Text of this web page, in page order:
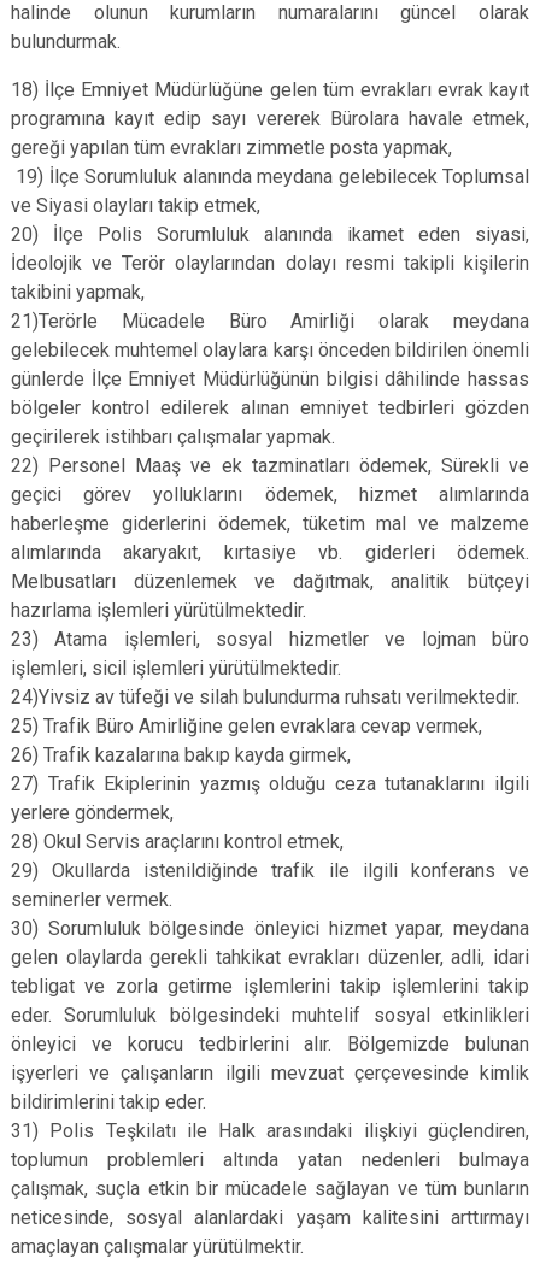
halinde olunun kurumların numaralarını güncel olarak
bulundurmak.
18) İlçe Emniyet Müdürlüğüne gelen tüm evrakları evrak kayıt
programına kayıt edip sayı vererek Bürolara havale etmek,
gereği yapılan tüm evrakları zimmetle posta yapmak,
19) İlçe Sorumluluk alanında meydana gelebilecek Toplumsal
ve Siyasi olayları takip etmek,
20) İlçe Polis Sorumluluk alanında ikamet eden siyasi,
İdeolojik ve Terör olaylarından dolayı resmi takipli kişilerin
takibini yapmak,
21)Terörle Mücadele Büro Amirliği olarak meydana
gelebilecek muhtemel olaylara karşı önceden bildirilen önemli
günlerde İlçe Emniyet Müdürlüğünün bilgisi dâhilinde hassas
bölgeler kontrol edilerek alınan emniyet tedbirleri gözden
geçirilerek istihbarı çalışmalar yapmak.
22) Personel Maaş ve ek tazminatları ödemek, Sürekli ve
geçici görev yolluklarını ödemek, hizmet alımlarında
haberleşme giderlerini ödemek, tüketim mal ve malzeme
alımlarında akaryakıt, kırtasiye vb. giderleri ödemek.
Melbusatları düzenlemek ve dağıtmak, analitik bütçeyi
hazırlama işlemleri yürütülmektedir.
23) Atama işlemleri, sosyal hizmetler ve lojman büro
işlemleri, sicil işlemleri yürütülmektedir.
24)Yivsiz av tüfeği ve silah bulundurma ruhsatı verilmektedir.
25) Trafik Büro Amirliğine gelen evraklara cevap vermek,
26) Trafik kazalarına bakıp kayda girmek,
27) Trafik Ekiplerinin yazmış olduğu ceza tutanaklarını ilgili
yerlere göndermek,
28) Okul Servis araçlarını kontrol etmek,
29) Okullarda istenildiğinde trafik ile ilgili konferans ve
seminerler vermek.
30) Sorumluluk bölgesinde önleyici hizmet yapar, meydana
gelen olaylarda gerekli tahkikat evrakları düzenler, adli, idari
tebligat ve zorla getirme işlemlerini takip işlemlerini takip
eder. Sorumluluk bölgesindeki muhtelif sosyal etkinlikleri
önleyici ve korucu tedbirlerini alır. Bölgemizde bulunan
işyerleri ve çalışanların ilgili mevzuat çerçevesinde kimlik
bildirimlerini takip eder.
31) Polis Teşkilatı ile Halk arasındaki ilişkiyi güçlendiren,
toplumun problemleri altında yatan nedenleri bulmaya
çalışmak, suçla etkin bir mücadele sağlayan ve tüm bunların
neticesinde, sosyal alanlardaki yaşam kalitesini arttırmayı
amaçlayan çalışmalar yürütülmektir.